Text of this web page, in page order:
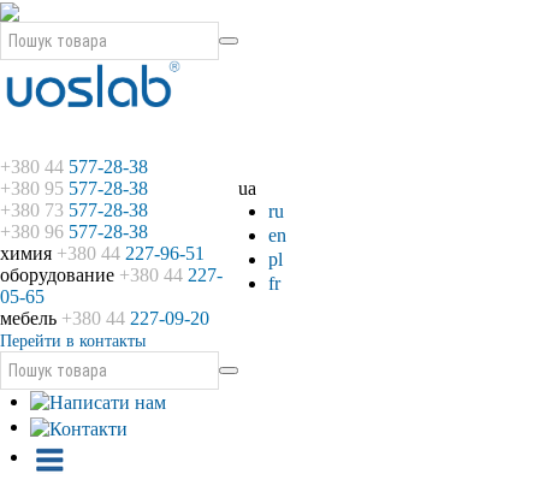
ua
ru
en
pl
fr
+380 44 577-28-38
+380 95 577-28-38
+380 73 577-28-38
+380 96 577-28-38
химия +380 44 227-96-51
оборудование +380 44 227-
05-65
мебель +380 44 227-09-20
Перейти в контакты